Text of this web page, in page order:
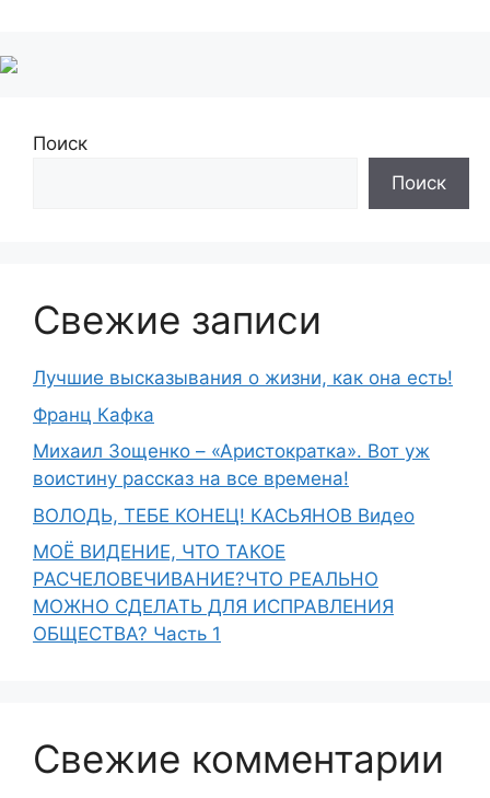
Поиск
Поиск
Свежие записи
Лучшие высказывания о жизни, как она есть!
Франц Кафка
Михаил Зощенко – «Аристократка». Вот уж
воистину рассказ на все времена!
ВОЛОДЬ, ТЕБЕ КОНЕЦ! КАСЬЯНОВ Видео
МОЁ ВИДЕНИЕ, ЧТО ТАКОЕ
РАСЧЕЛОВЕЧИВАНИЕ?ЧТО РЕАЛЬНО
МОЖНО СДЕЛАТЬ ДЛЯ ИСПРАВЛЕНИЯ
ОБЩЕСТВА? Часть 1
Свежие комментарии